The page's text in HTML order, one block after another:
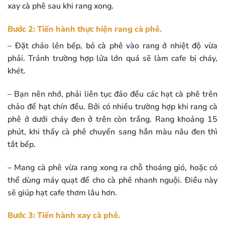
xay cà phê sau khi rang xong.
Bước 2: Tiến hành thực hiện rang cà phê.
– Đặt chảo lên bếp, bỏ cà phê vào rang ở nhiệt độ vừa
phải. Tránh trường hợp lửa lớn quá sẽ làm cafe bị cháy,
khét.
– Bạn nên nhớ, phải liên tục đảo đều các hạt cà phê trên
chảo để hạt chín đều. Bởi có nhiều trường hợp khi rang cà
phê ở dưới cháy đen ở trên còn trắng. Rang khoảng 15
phút, khi thấy cà phê chuyển sang hẳn màu nâu đen thì
tắt bếp.
– Mang cà phê vừa rang xong ra chỗ thoáng gió, hoặc có
thể dùng máy quạt để cho cà phê nhanh nguội. Điều này
sẽ giúp hạt cafe thơm lâu hơn.
Bước 3: Tiến hành xay cà phê.